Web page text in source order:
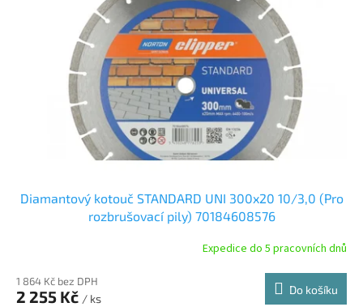
Diamantový kotouč STANDARD UNI 300x20 10/3,0 (Pro
rozbrušovací pily) 70184608576
Expedice do 5 pracovních dnů
1 864 Kč bez DPH
2 255 Kč / ks
Do košíku